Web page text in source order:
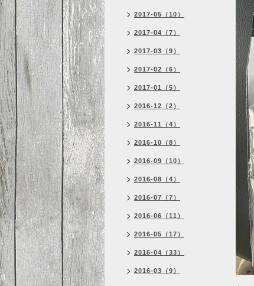
2017-05（10）
2017-04（7）
2017-03（9）
2017-02（6）
2017-01（5）
2016-12（2）
2016-11（4）
2016-10（8）
2016-09（10）
2016-08（4）
2016-07（7）
2016-06（11）
2016-05（17）
2016-04（33）
2016-03（9）